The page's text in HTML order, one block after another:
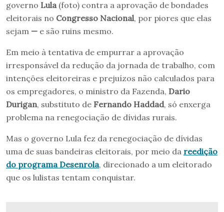
governo Lula (foto) contra a aprovação de bondades
eleitorais no Congresso Nacional, por piores que elas
sejam — e são ruins mesmo.
Em meio à tentativa de empurrar a aprovação
irresponsável da redução da jornada de trabalho, com
intenções eleitoreiras e prejuízos não calculados para
os empregadores, o ministro da Fazenda, Dario
Durigan, substituto de Fernando Haddad, só enxerga
problema na renegociação de dívidas rurais.
Mas o governo Lula fez da renegociação de dívidas
uma de suas bandeiras eleitorais, por meio da reedição
do programa Desenrola, direcionado a um eleitorado
que os lulistas tentam conquistar.